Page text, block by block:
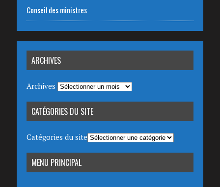
Conseil des ministres
ARCHIVES
Archives
CATÉGORIES DU SITE
Catégories du site
MENU PRINCIPAL